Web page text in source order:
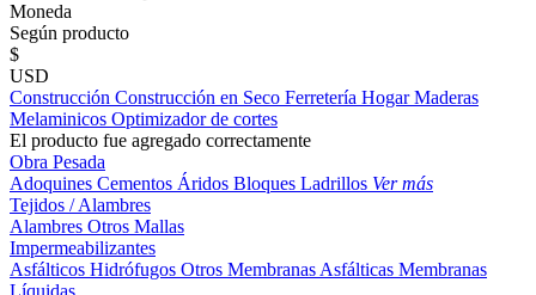
Moneda
Según producto
$
USD
Construcción Construcción en Seco Ferretería HogarMaderas
Melaminicos Optimizador de cortes
El producto fue agregado correctamente
Obra Pesada
Adoquines Cementos Áridos Bloques Ladrillos Ver más
Tejidos / Alambres
Alambres Otros Mallas
Impermeabilizantes
Asfálticos Hidrófugos Otros Membranas Asfálticas Membranas
Líquidas